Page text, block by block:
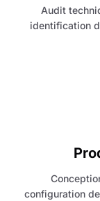
Audit
identification
configuration